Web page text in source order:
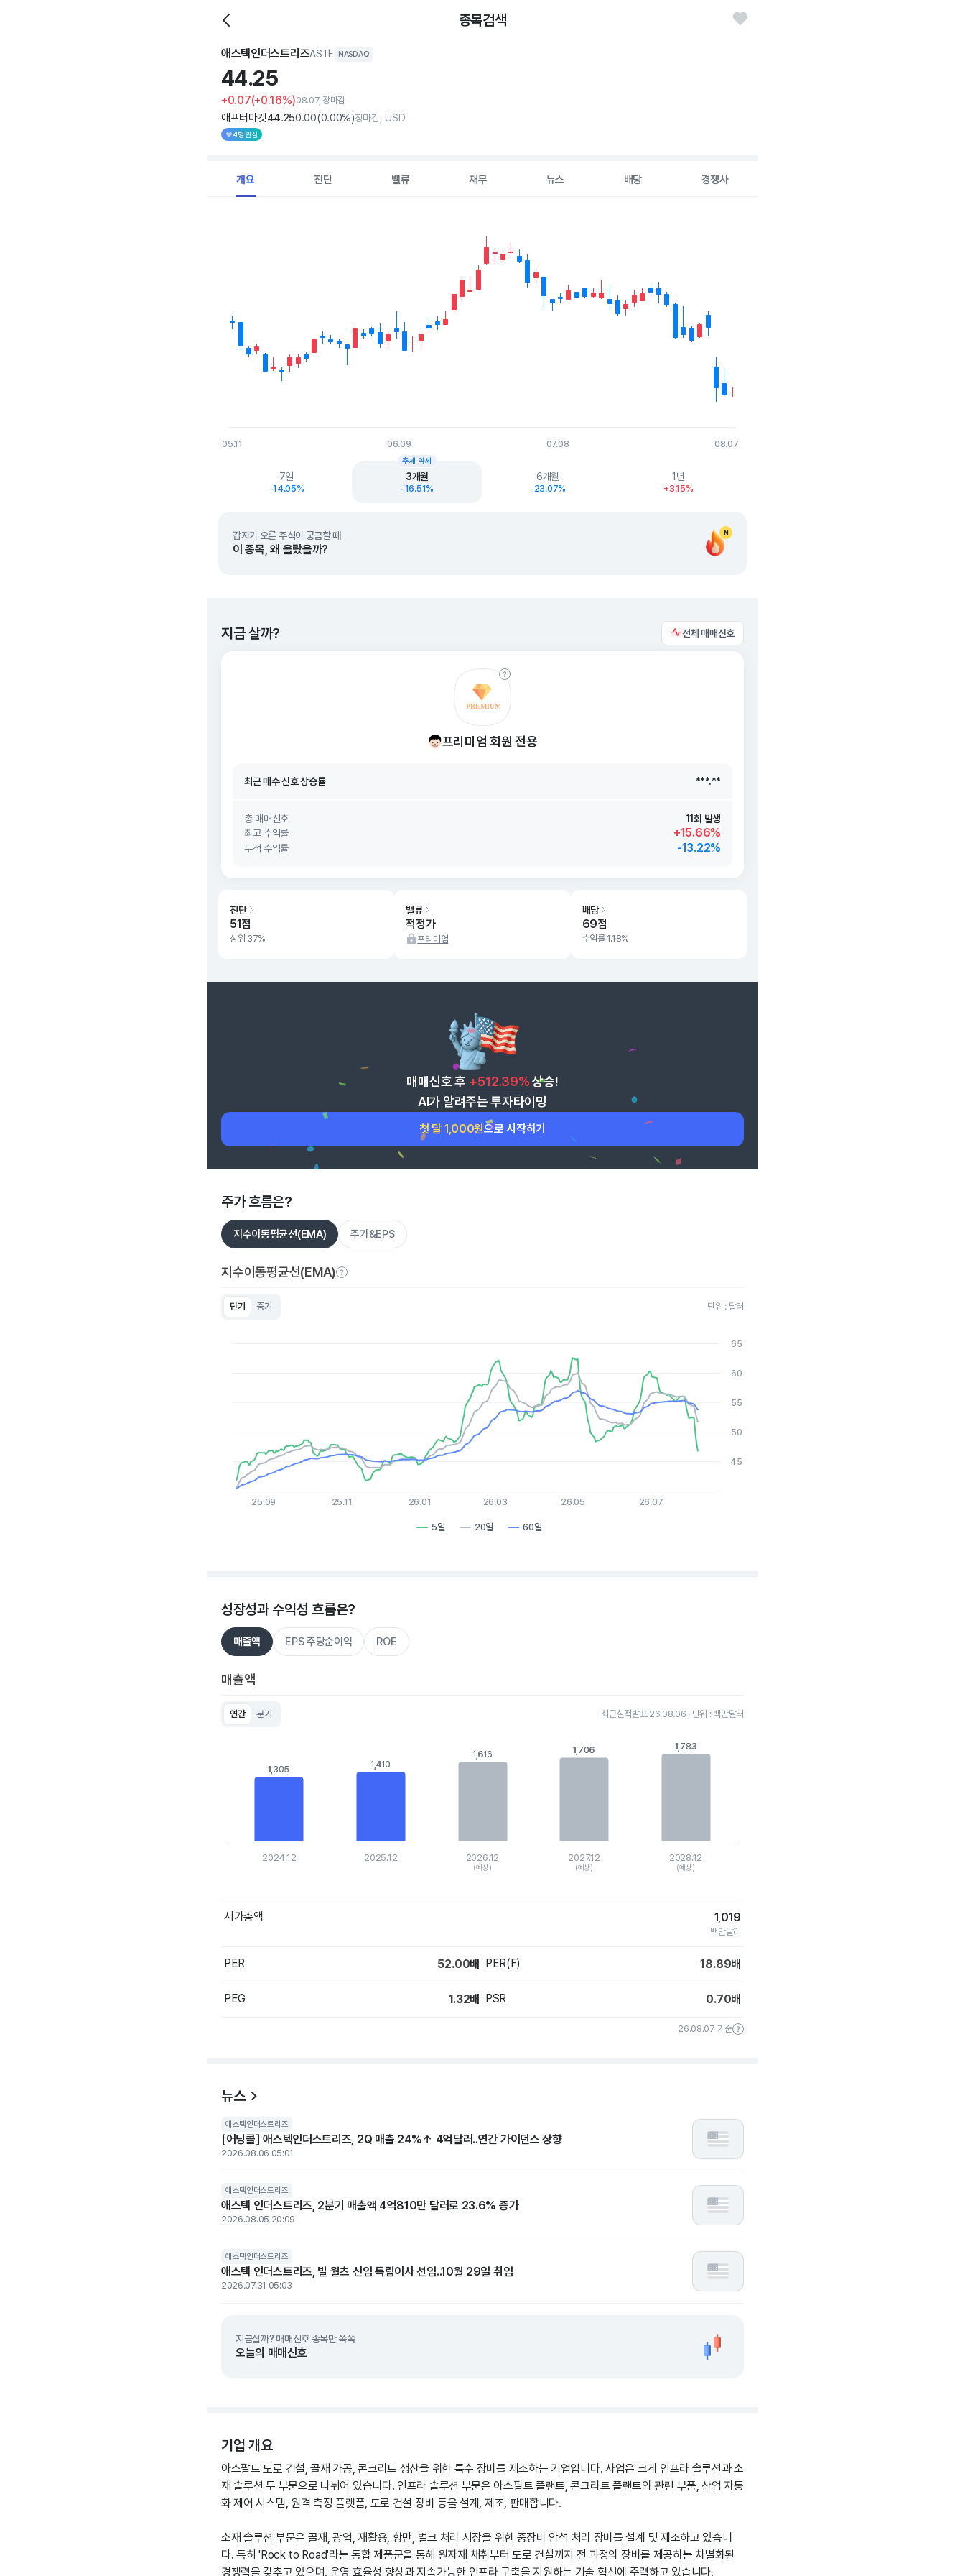
종목검색
애스텍인더스트리즈ASTE NASDAQ
44.25
+0.07(+0.16%)08.07, 장마감
애프터마켓44.250.00(0.00%)장마감, USD
4명 관심
개요 진단 밸류 재무 뉴스 배당 경쟁사
The chart has 1 X axis displaying Time. Data ranges from 2026-05-11 00:00:00 to 2026-08-07 00:00:00.
The chart has 1 Y axis displaying values. Data ranges from 43.365 to 63.06.
05.11 06.09 07.08 08.07
7일
-14.05%
3개월
-16.51%
추세 약세
6개월
-23.07%
1년
+3.15%
N
갑자기 오른 주식이 궁금할 때
이 종목, 왜 올랐을까?
지금 살까? 전체 매매신호
프리미엄 회원 전용
총 매매신호
11회 발생
최고 수익률
+15.66%
누적 수익률 -13.22%
진단
51점
상위 37%
밸류
적정가
프리미엄
배당
69점
수익률 1.18%
매매신호 후 +512.39% 상승!
AI가 알려주는 투자타이밍
첫 달 1,000원으로 시작하기
주가 흐름은?
지수이동평균선(EMA) 주가&EPS
지수이동평균선(EMA)
단기 중기 단위 : 달러
The chart has 1 X axis displaying Time. Data ranges from 2025-08-10 15:00:00 to 2026-08-06 15:00:00.
The chart has 1 Y axis displaying values. Data ranges from 40.33 to 62.53.
5일 20일 60일
25.09 25.11 26.01 26.03 26.05 26.07
45
50
55
60
65
성장성과 수익성 흐름은?
매출액 EPS 주당순이익 ROE
매출액
연간 분기 최근실적발표 26.08.06 · 단위 : 백만달러
The chart has 1 X axis displaying categories.
The chart has 1 Y axis displaying values. Data ranges from 1305.1 to 1782.6.
1,305
1,305 1,410
1,410
1,616
1,616 1,706
1,706 1,783
1,783
2024.12 2025.12 2026.12
(예상)
2027.12
(예상)
2028.12
(예상)
시가총액 1,019
백만달러
PER 52.00배 PER(F) 18.89배
PEG 1.32배 PSR 0.70배
26.08.07 기준
뉴스
애스텍인더스트리즈
[어닝콜] 애스텍인더스트리즈, 2Q 매출 24%↑ 4억달러..연간 가이던스 상향
2026.08.06 05:01
애스텍인더스트리즈
애스텍 인더스트리즈, 2분기 매출액 4억810만 달러로 23.6% 증가
2026.08.05 20:09
애스텍인더스트리즈
애스텍 인더스트리즈, 빌 월츠 신임 독립이사 선임..10월 29일 취임
2026.07.31 05:03
지금살까? 매매신호 종목만 쏙쏙
오늘의 매매신호
기업 개요
아스팔트 도로 건설, 골재 가공, 콘크리트 생산을 위한 특수 장비를 제조하는 기업입니다. 사업은 크게 인프라 솔루션과 소
재 솔루션 두 부문으로 나뉘어 있습니다. 인프라 솔루션 부문은 아스팔트 플랜트, 콘크리트 플랜트와 관련 부품, 산업 자동
화 제어 시스템, 원격 측정 플랫폼, 도로 건설 장비 등을 설계, 제조, 판매합니다.
소재 솔루션 부문은 골재, 광업, 재활용, 항만, 벌크 처리 시장을 위한 중장비 암석 처리 장비를 설계 및 제조하고 있습니
다. 특히 'Rock to Road'라는 통합 제품군을 통해 원자재 채취부터 도로 건설까지 전 과정의 장비를 제공하는 차별화된
경쟁력을 갖추고 있으며, 운영 효율성 향상과 지속가능한 인프라 구축을 지원하는 기술 혁신에 주력하고 있습니다.